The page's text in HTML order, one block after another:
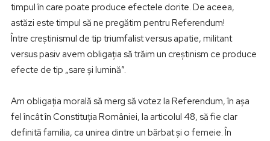
timpul în care poate produce efectele dorite. De aceea,
astăzi este timpul să ne pregătim pentru Referendum!
Între creștinismul de tip triumfalist versus apatie, militant
versus pasiv avem obligația să trăim un creștinism ce produce
efecte de tip „sare și lumină”.
Am obligația morală să merg să votez la Referendum, în așa
fel încât în Constituția României, la articolul 48, să fie clar
definită familia, ca unirea dintre un bărbat și o femeie. În